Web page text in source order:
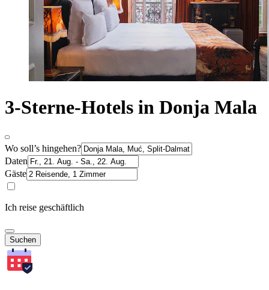
3-Sterne-Hotels in Donja Mala
Wo soll’s hingehen?
Daten
Gäste
Ich reise geschäftlich
Suchen